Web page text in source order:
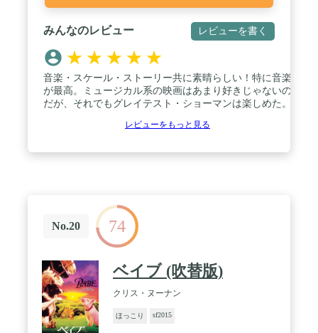
みんなのレビュー レビューを書く
★ ★ ★ ★ ★
音楽・スケール・ストーリー共に素晴らしい！特に音楽
が最高。ミュージカル系の映画はあまり好きじゃないの
だが、それでもグレイテスト・ショーマンは楽しめた。
レビューをもっと見る
No.20 74
ベイブ (吹替版)
クリス・ヌーナン
ほっこり sf2015